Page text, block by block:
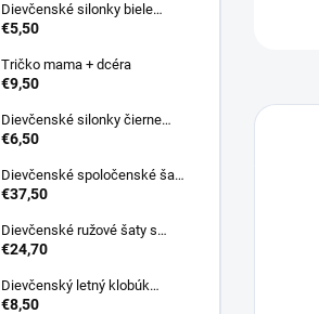
Dievčenské silonky biele
Linda
€5,50
Tričko mama + dcéra
€9,50
Dievčenské silonky čierne
Lurex
€6,50
Dievčenské spoločenské šaty
s bolerkom jemno ružové
€37,50
Dievčenské ružové šaty s
motýlikmi
€24,70
Dievčenský letný klobúk
krémový s perličkami
€8,50